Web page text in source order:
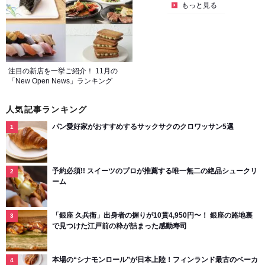
注目の新店を一挙ご紹介！ 11月の
「New Open News」ランキング
もっと見る
人気記事ランキング
パン愛好家がおすすめするサックサクのクロワッサン5選
予約必須!! スイーツのプロが推薦する唯一無二の絶品シュークリ
ーム
「銀座 久兵衛」出身者の握りが10貫4,950円〜！ 銀座の路地裏
で見つけた江戸前の粋が詰まった感動寿司
本場の“シナモンロール”が日本上陸！フィンランド最古のベーカ